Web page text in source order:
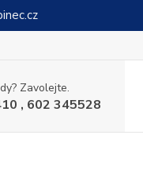
Zavolejte.
, 602 345528